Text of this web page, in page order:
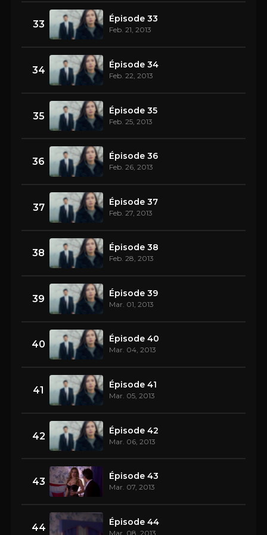
33 Épisode 33
Feb. 21, 2013
34 Épisode 34
Feb. 22, 2013
35 Épisode 35
Feb. 25, 2013
36 Épisode 36
Feb. 26, 2013
37 Épisode 37
Feb. 27, 2013
38 Épisode 38
Feb. 28, 2013
39 Épisode 39
Mar. 01, 2013
40 Épisode 40
Mar. 04, 2013
41 Épisode 41
Mar. 05, 2013
42 Épisode 42
Mar. 06, 2013
43 Épisode 43
Mar. 07, 2013
44 Épisode 44
Mar. 08, 2013